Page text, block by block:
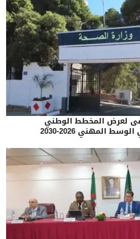
لعرض المخطط الوطني
المهني 2026-2030